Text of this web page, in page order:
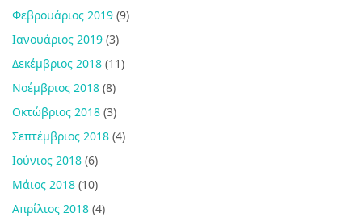
Φεβρουάριος 2019 (9)
Ιανουάριος 2019 (3)
Δεκέμβριος 2018 (11)
Νοέμβριος 2018 (8)
Οκτώβριος 2018 (3)
Σεπτέμβριος 2018 (4)
Ιούνιος 2018 (6)
Μάιος 2018 (10)
Απρίλιος 2018 (4)